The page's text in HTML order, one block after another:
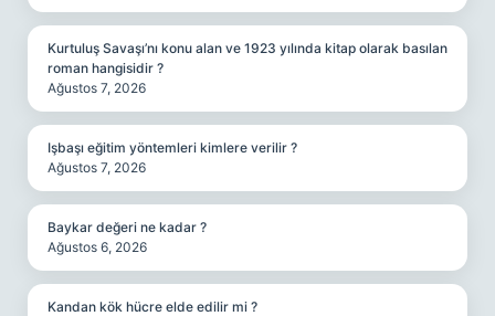
Kurtuluş Savaşı’nı konu alan ve 1923 yılında kitap olarak basılan
roman hangisidir ?
Ağustos 7, 2026
Işbaşı eğitim yöntemleri kimlere verilir ?
Ağustos 7, 2026
Baykar değeri ne kadar ?
Ağustos 6, 2026
Kandan kök hücre elde edilir mi ?